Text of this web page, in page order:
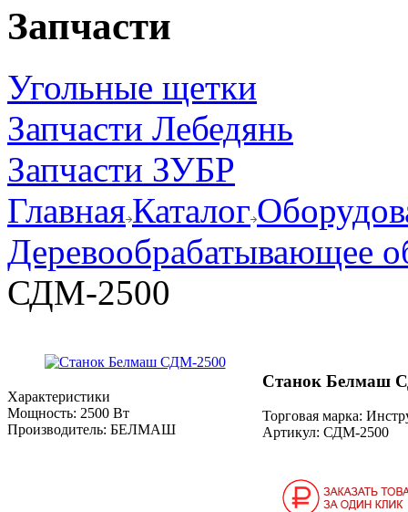
Запчасти
Угольные щетки
Запчасти Лебедянь
Запчасти ЗУБР
ГлавнаяКаталог
Деревообрабатывающее
СДМ-2500
Характеристики
Мощность: 2500 Вт
Производитель: БЕЛМАШ
Станок Белмаш
Торговая марка:
Артикул: СДМ-2500